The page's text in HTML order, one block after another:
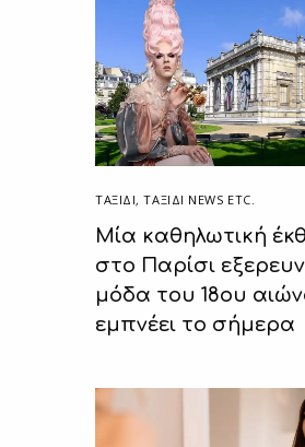
ΤΑΞΙΔΙ,ΤΑΞΊΔΙ NEWS ETC.
Μία καθηλωτική
στο Παρίσι
μόδα του 18ου
εμπνέει το σήμερα